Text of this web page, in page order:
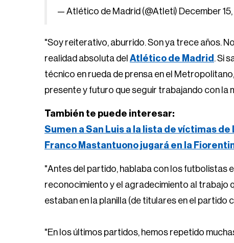
— Atlético de Madrid (@Atleti) December
"Soy reiterativo, aburrido. Son ya trece años.
realidad absoluta del Atlético de Madrid . Si
técnico en rueda de prensa en el
presente y futuro que seguir trabajando con la
También te puede interesar:
Sumen a San Luis a la lista de víctimas de
Franco Mastantuono jugará en la
"Antes del partido, hablaba con los futbolistas
reconocimiento y el agradecimiento al trabajo
estaban en la planilla (de titulares en el partido
"En los últimos partidos, hemos repetido